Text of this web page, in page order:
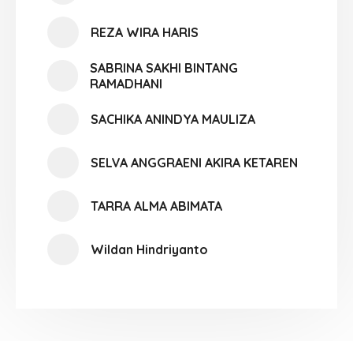
REZA WIRA HARIS
SABRINA SAKHI BINTANG
RAMADHANI
SACHIKA ANINDYA MAULIZA
SELVA ANGGRAENI AKIRA KETAREN
TARRA ALMA ABIMATA
Wildan Hindriyanto